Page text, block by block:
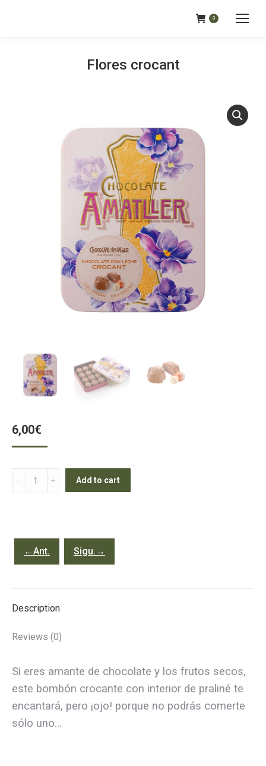
0
Flores crocant
6,00€
Flores
crocant
Add to cart
←Ant. Sigu.→
Description
Reviews (0)
Si eres amante de chocolate y los frutos secos,
este bombón crocante con interior de praliné te
encantará, pero ¡ojo! porque no podrás comerte
sólo uno…